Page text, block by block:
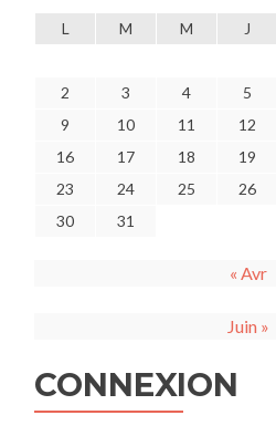
L M M J
2
3 4 5
9
10 11 12
16
17 18 19
23
24 25 26
30
31
« Avr
Juin »
CONNEXION